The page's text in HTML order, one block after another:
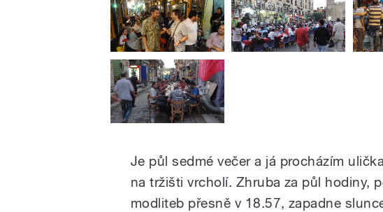
Je půl sedmé večer a já procházím
na tržišti vrcholí. Zhruba za půl hodiny,
modliteb přesně v 18.57, zapadne